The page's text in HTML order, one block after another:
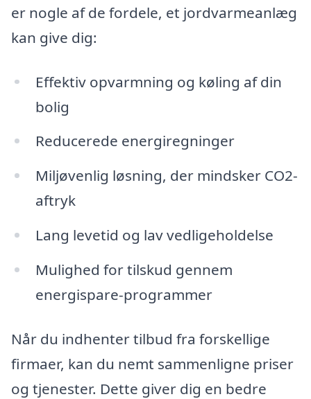
er nogle af de fordele, et jordvarmeanlæg
kan give dig:
Effektiv opvarmning og køling af din
bolig
Reducerede energiregninger
Miljøvenlig løsning, der mindsker CO2-
aftryk
Lang levetid og lav vedligeholdelse
Mulighed for tilskud gennem
energispare-programmer
Når du indhenter tilbud fra forskellige
firmaer, kan du nemt sammenligne priser
og tjenester. Dette giver dig en bedre